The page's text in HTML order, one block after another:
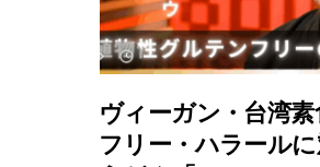
ヴィーガン・台湾
フリー・ハラール